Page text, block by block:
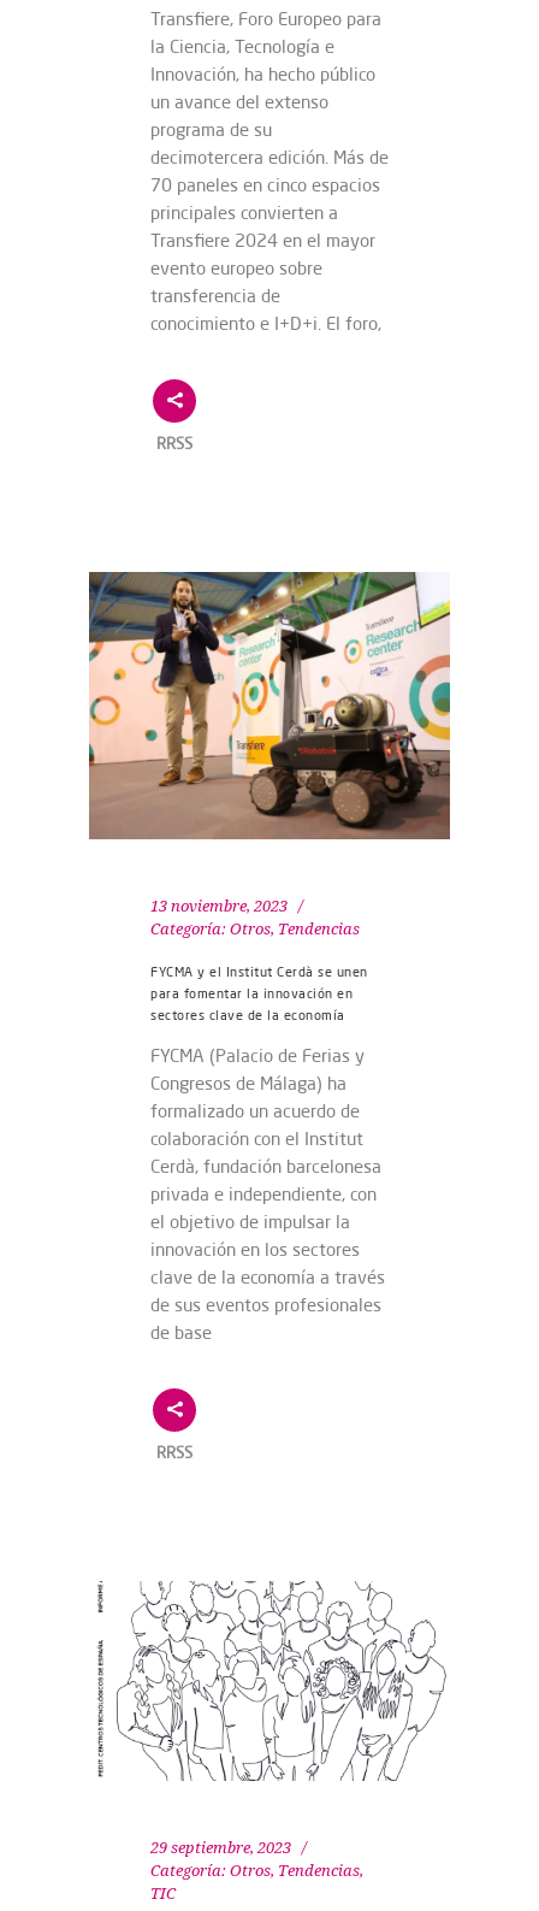
Transfiere, Foro Europeo para
la Ciencia, Tecnología e
Innovación, ha hecho público
un avance del extenso
programa de su
decimotercera edición. Más de
70 paneles en cinco espacios
principales convierten a
Transfiere 2024 en el mayor
evento europeo sobre
transferencia de
conocimiento e I+D+i. El foro,
RRSS
13 noviembre, 2023
Categoría: Otros, Tendencias
FYCMA y el Institut Cerdà se unen
para fomentar la innovación en
sectores clave de la economía
FYCMA (Palacio de Ferias y
Congresos de Málaga) ha
formalizado un acuerdo de
colaboración con el Institut
Cerdà, fundación barcelonesa
privada e independiente, con
el objetivo de impulsar la
innovación en los sectores
clave de la economía a través
de sus eventos profesionales
de base
RRSS
29 septiembre, 2023
Categoría: Otros, Tendencias,
TIC